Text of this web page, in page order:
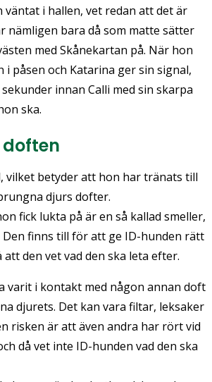
i hallen, vet redan att det är
nämligen bara då som matte sätter
med Skånekartan på. När hon
i påsen och Katarina ger sin signal,
innan Calli med sin skarpa
ska.
vilket betyder att hon har tränats till
djurs dofter.
fick lukta på är en så kallad smeller,
finns till för att ge ID-hunden rätt
den vet vad den ska leta efter.
varit i kontakt med någon annan doft
djurets. Det kan vara filtar, leksaker
risken är att även andra har rört vid
då vet inte ID-hunden vad den ska